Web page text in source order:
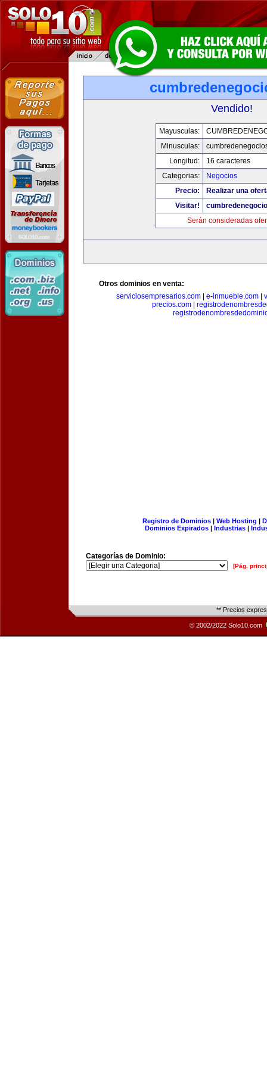
Vendido!
Mayusculas:
Minusculas:
Longitud:
16 caracteres
Categorias:
Negocios
Precio:
Realizar una
Visitar!
Serán consideradas
Otros dominios en venta:
serviciosempresarios.com| e-inmueble.com|
precios.com
Registro de Dominios| Web Hosting |
Dominios Expirados | Industrias |
Categorías de Dominio:
[Pág.
** Precios
© 2002/2022 Solo10.com